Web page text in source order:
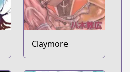
Claymore